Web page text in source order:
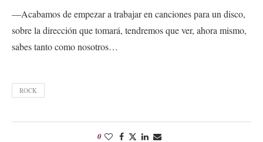
—Acabamos de empezar a trabajar en canciones para un disco,
sobre la dirección que tomará, tendremos que ver, ahora mismo,
sabes tanto como nosotros…
ROCK
0